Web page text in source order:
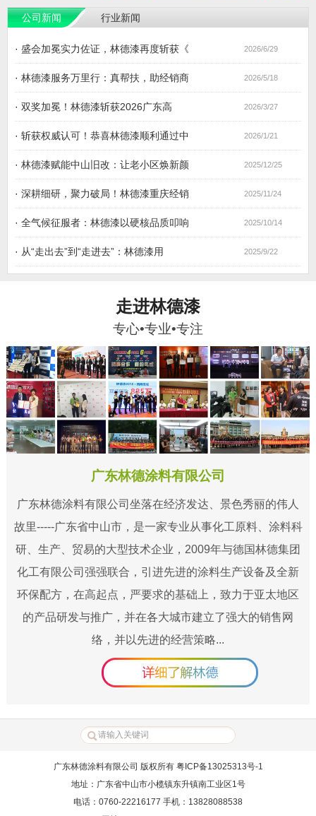
公司新闻 行业新闻
· 盛会加冕实力佐证，林德漆再度斩获《 2026/6/29
· 林德漆服务万里行：真帮扶，助经销商 2026/5/18
· 双奖加冕！林德漆斩获2026广东高 2026/3/27
· 斩获权威认可！恭喜林德漆顺利通过中 2026/1/21
· 林德漆赋能中山旧改：让老小区焕新颜 2025/12/25
· 深耕细研，聚力破局！林德漆重庆经销 2025/11/24
· 全气候征服者：林德漆以硬核品质叩响 2025/10/14
· 从“走出去”到“走进去”：林德漆用 2025/9/22
走进林德漆
专心•专业•专注
广东林德涂料有限公司
广东林德涂料有限公司坐落在经济发达、景色秀丽的伟人
故里-----广东省中山市，是一家专业从事化工原料、涂料科
研、生产、贸易的大型技术企业，2009年与德国林德集团
化工有限公司强强联合，引进先进的涂料生产设备及全新
环保配方，在高起点，严要求的基础上，致力于亚太地区
的产品研发与推广，并在各大城市建立了强大的销售网
络，并以先进的经营策略...
广东林德涂料有限公司 版权所有 粤ICP备13025313号-1
地址：广东省中山市小榄镇东升镇南工业区1号
电话：0760-22216177 手机：13828088538